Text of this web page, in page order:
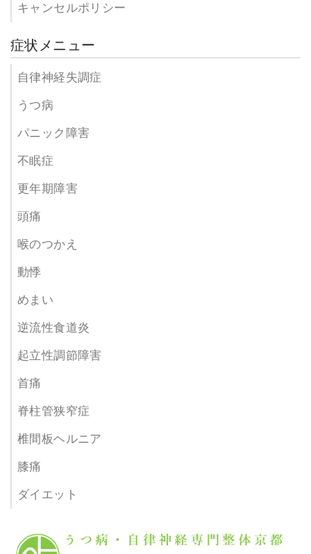
キャンセルポリシー
症状メニュー
自律神経失調症
うつ病
パニック障害
不眠症
更年期障害
頭痛
喉のつかえ
動悸
めまい
逆流性食道炎
起立性調節障害
首痛
脊柱管狭窄症
椎間板ヘルニア
膝痛
ダイエット